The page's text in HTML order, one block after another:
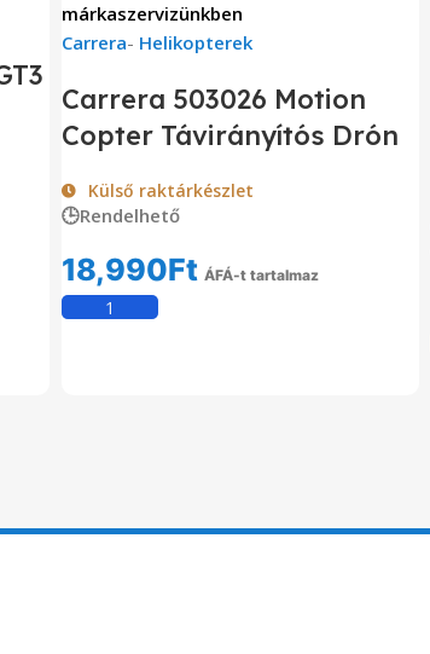
márkaszervizünkben
Carrera- Helikopterek
Carrera 503026 Motion
Copter Távirányítós Drón
Külső raktárkészlet
🕒Rendelhető
18,990Ft ÁFÁ-t tartalmaz